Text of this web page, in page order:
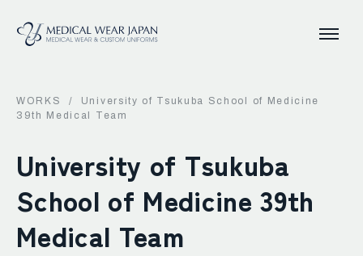
WORKS / University of Tsukuba School of Medicine
39th Medical Team
University of Tsukuba
School of Medicine 39th
Medical Team